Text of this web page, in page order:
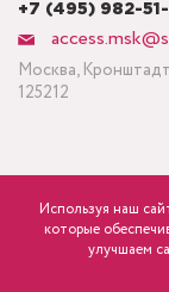
+7 (495) 982-
Москва,
125212
Используя наш
которые
улучшаем